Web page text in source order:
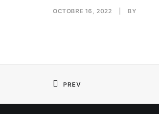
OCTOBRE 16, 2022 BY
PREV